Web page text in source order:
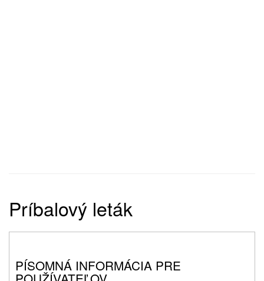
Príbalový leták
PÍSOMNÁ INFORMÁCIA PRE